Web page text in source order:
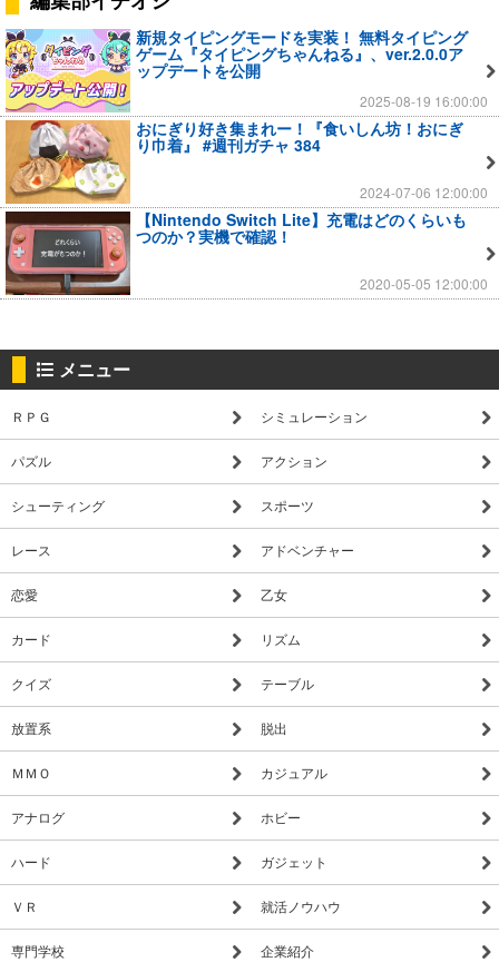
新規タイピングモードを実装！ 無料タイピング
ゲーム『タイピングちゃんねる』、ver.2.0.0ア
ップデートを公開
2025-08-19 16:00:00
おにぎり好き集まれー！『食いしん坊！おにぎ
り巾着』 #週刊ガチャ 384
2024-07-06 12:00:00
【Nintendo Switch Lite】充電はどのくらいも
つのか？実機で確認！
2020-05-05 12:00:00
メニュー
ＲＰＧ シミュレーション
パズル アクション
シューティング スポーツ
レース アドベンチャー
恋愛 乙女
カード リズム
クイズ テーブル
放置系 脱出
ＭＭＯ カジュアル
アナログ ホビー
ハード ガジェット
ＶＲ 就活ノウハウ
専門学校 企業紹介